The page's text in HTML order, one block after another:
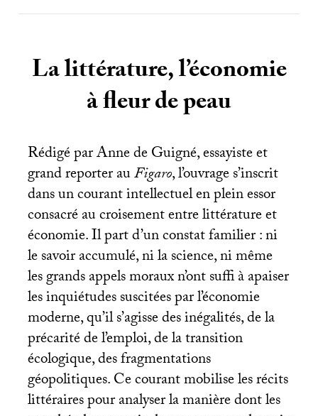
La littérature, l’économie
à fleur de peau
Rédigé par Anne de Guigné, essayiste et
grand reporter auFigaro, l’ouvrage s’inscrit
dans un courant intellectuel en plein essor
consacré au croisement entre littérature et
économie. Il part d’un constat familier : ni
le savoir accumulé, ni la science, ni même
les grands appels moraux n’ont suffi à apaiser
les inquiétudes suscitées par l’économie
moderne, qu’il s’agisse des inégalités, de la
précarité de l’emploi, de la transition
écologique, des fragmentations
géopolitiques. Ce courant mobilise les récits
littéraires pour analyser la manière dont les